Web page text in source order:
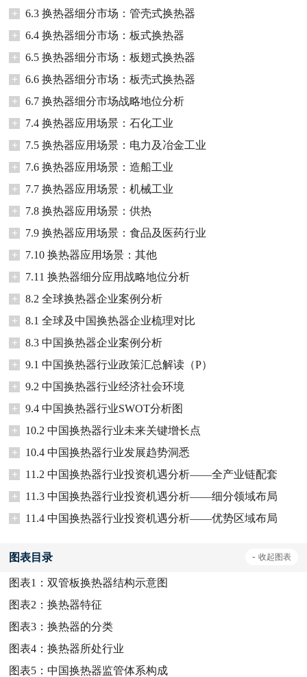
+
6.3 换热器细分市场：管壳式换热器
+
6.4 换热器细分市场：板式换热器
+
6.5 换热器细分市场：板翅式换热器
+
6.6 换热器细分市场：板壳式换热器
+
6.7 换热器细分市场战略地位分析
+
7.4 换热器应用场景：石化工业
+
7.5 换热器应用场景：电力及冶金工业
+
7.6 换热器应用场景：造船工业
+
7.7 换热器应用场景：机械工业
+
7.8 换热器应用场景：供热
+
7.9 换热器应用场景：食品及医药行业
+
7.10 换热器应用场景：其他
+
7.11 换热器细分应用战略地位分析
+
8.2 全球换热器企业案例分析
+
8.1 全球及中国换热器企业梳理对比
+
8.3 中国换热器企业案例分析
+
9.1 中国换热器行业政策汇总解读（P）
+
9.2 中国换热器行业经济社会环境
+
9.4 中国换热器行业SWOT分析图
+
10.2 中国换热器行业未来关键增长点
+
10.4 中国换热器行业发展趋势洞悉
+
11.2 中国换热器行业投资机遇分析——全产业链配套
+
11.3 中国换热器行业投资机遇分析——细分领域布局
+
11.4 中国换热器行业投资机遇分析——优势区域布局
图表目录 - 收起图表
图表1：双管板换热器结构示意图
图表2：换热器特征
图表3：换热器的分类
图表4：换热器所处行业
图表5：中国换热器监管体系构成